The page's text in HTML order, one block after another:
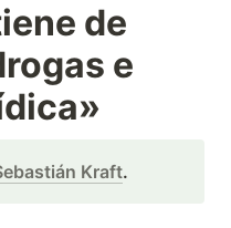
de
e
Kraft.